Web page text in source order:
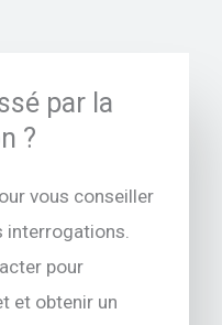
par la
?
vous conseiller
interrogations.
pour
et obtenir un